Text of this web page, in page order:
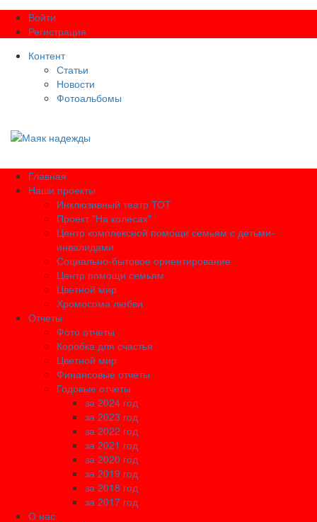
Войти
Регистрация
Контент
Статьи
Новости
Фотоальбомы
Главная
Наши проекты
Инклюзивный театр ТОТ
Проект "На колесах"
Центр комплексной помощи семьям с детьми-
инвалидами
Социально-бытовое ориентирование
Центр помощи семьям
Цветной мир
Хромосома любви
Отчеты
Фото отчеты
Коробка для счастья
Цветной мир
Финансовые отчеты
Годовые отчеты
за 2024 год
за 2023 год
за 2022 год
за 2021 год
за 2020 год
за 2019 год
за 2018 год
за 2017 год
О нас